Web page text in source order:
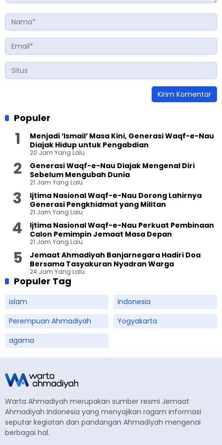
Populer
Menjadi ‘Ismail’ Masa Kini, Generasi Waqf-e-Nau
Diajak Hidup untuk Pengabdian
20 Jam Yang Lalu
Generasi Waqf-e-Nau Diajak Mengenal Diri
Sebelum Mengubah Dunia
21 Jam Yang Lalu
Ijtima Nasional Waqf-e-Nau Dorong Lahirnya
Generasi Pengkhidmat yang Militan
21 Jam Yang Lalu
Ijtima Nasional Waqf-e-Nau Perkuat Pembinaan
Calon Pemimpin Jemaat Masa Depan
21 Jam Yang Lalu
Jemaat Ahmadiyah Banjarnegara Hadiri Doa
Bersama Tasyakuran Nyadran Warga
24 Jam Yang Lalu
Populer Tag
islam
Indonesia
Perempuan Ahmadiyah
Yogyakarta
agama
Warta Ahmadiyah merupakan sumber resmi Jemaat
Ahmadiyah Indonesia yang menyajikan ragam informasi
seputar kegiatan dan pandangan Ahmadiyah mengenai
berbagai hal.